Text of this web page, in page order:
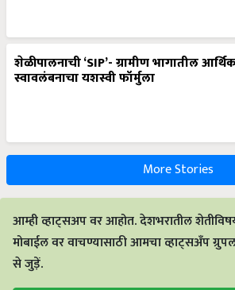
शेळीपालनाची ‘SIP’- ग्रामीण भागातील
स्वावलंबनाचा यशस्वी फॉर्मुला
More Stories
आम्ही व्हाट्सअप वर आहोत. देशभरातील
मोबाईल वर वाचण्यासाठी आमचा व्हाट्सअँप
से जुड़ें.